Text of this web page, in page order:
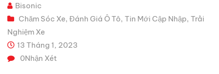
Bisonic
Chăm Sóc Xe, Đánh Giá Ô Tô, Tin Mới Cập Nhập, Trải
Nghiệm Xe
13 Tháng 1, 2023
0Nhận Xét